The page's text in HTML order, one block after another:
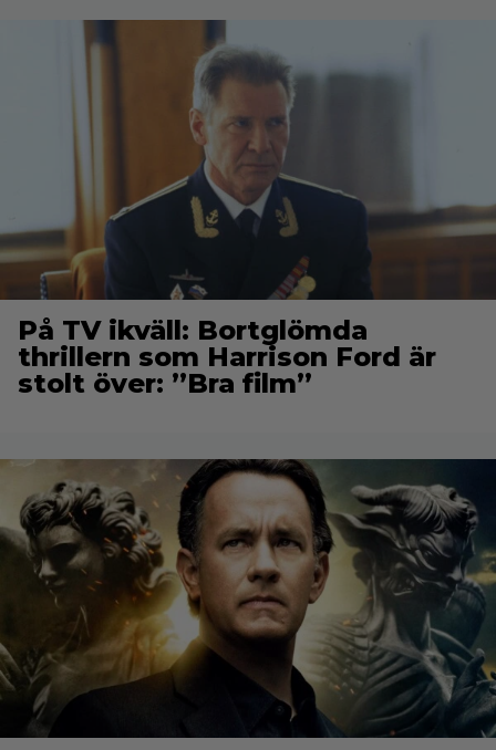
På TV ikväll: Bortglömda
thrillern som Harrison Ford är
stolt över: ”Bra film”